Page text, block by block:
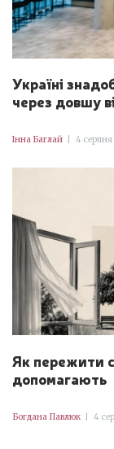
Україні
через довшу
Інна Баглай 4 серпня
Як пережити
допомагають
Богдана Павлюк 4